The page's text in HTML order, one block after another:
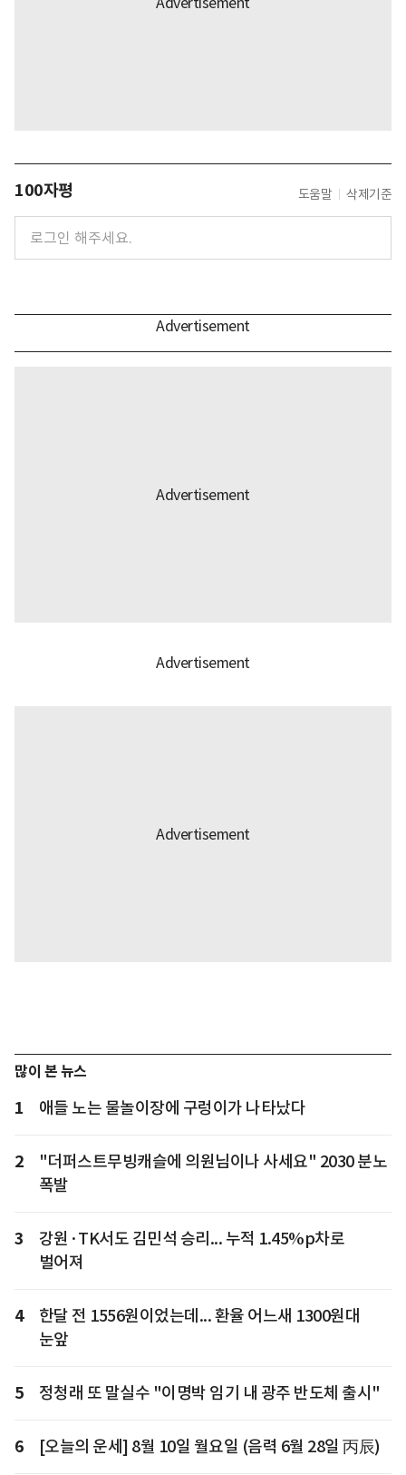
100자평 도움말 삭제기준
많이 본 뉴스
1 애들 노는 물놀이장에 구렁이가 나타났다
2
"더퍼스트무빙캐슬에 의원님이나 사세요" 2030 분노
폭발
3
강원·TK서도 김민석 승리... 누적 1.45%p차로
벌어져
4
한달 전 1556원이었는데... 환율 어느새 1300원대
눈앞
5 정청래 또 말실수 "이명박 임기 내 광주 반도체 출시"
6 [오늘의 운세] 8월 10일 월요일 (음력 6월 28일 丙辰)